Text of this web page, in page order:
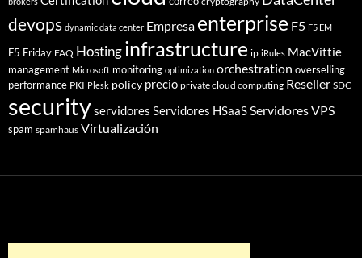
devops dynamic data center Empresa enterprise F5 F5 EM
F5 Friday FAQ Hostinginfrastructure ip iRules MacVittie
management Microsoft monitoring optimization orchestration overselling
performance PKI Plesk policy precio private cloud computing Reseller SDC
securityservidores Servidores HSaaSServidores VPS
spam spamhaus Virtualización